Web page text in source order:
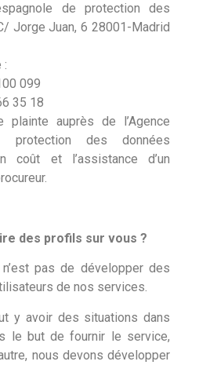
de protection des
Jorge Juan, 6 28001-Madrid
:
099
35 18
plainte auprès de l’Agence
protection des données
coût et l’assistance d’un
des profils sur vous ?
pas de développer des
de nos services.
y avoir des situations dans
le but de fournir le service,
nous devons développer